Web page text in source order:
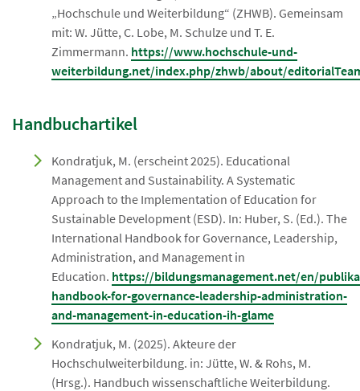
„Hochschule und Weiterbildung“ (ZHWB). Gemeinsam
mit: W. Jütte, C. Lobe, M. Schulze und T. E.
Zimmermann. https://www.hochschule-und-
weiterbildung.net/index.php/zhwb/about/
Handbuchartikel
Kondratjuk, M. (erscheint 2025). Educational
Management and Sustainability. A Systematic
Approach to the Implementation of Education for
Sustainable Development (ESD). In: Huber, S. (Ed.). The
International Handbook for Governance, Leadership,
Administration, and Management in
Education. https://bildungsmanagement.net/en/
handbook-for-governance-leadership-administration-
and-management-in-education-ih-glame
Kondratjuk, M. (2025). Akteure der
Hochschulweiterbildung. in: Jütte, W. & Rohs, M.
(Hrsg.). Handbuch wissenschaftliche Weiterbildung.